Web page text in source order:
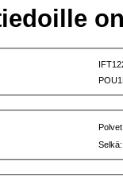
Selkä: